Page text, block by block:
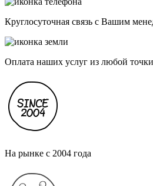
Круглосуточная связь с Вашим
Оплата наших услуг из любой
На рынке с 2004 года